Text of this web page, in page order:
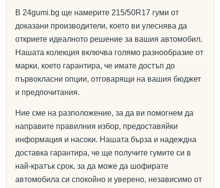
В 24gumi.bg ще намерите 215/50R17 гуми от
доказани производители, което ви улеснява да
откриете идеалното решение за вашия автомобил.
Нашата колекция включва голямо разнообразие от
марки, което гарантира, че имате достъп до
първокласни опции, отговарящи на вашия бюджет
и предпочитания.
Ние сме на разположение, за да ви помогнем да
направите правилния избор, предоставяйки
информация и насоки. Нашата бърза и надеждна
доставка гарантира, че ще получите гумите си в
най-кратък срок, за да може да шофирате
автомобила си спокойно и уверено, независимо от